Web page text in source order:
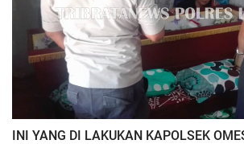
INI YANG DI LAKUKAN KAPOLSEK